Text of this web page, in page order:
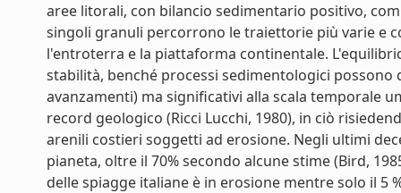
aree litorali, con bilancio sedimentario positivo,
singoli granuli percorrono le traiettorie più varie e
l'entroterra e la piattaforma continentale.
stabilità, benché processi sedimentologici
avanzamenti) ma significativi alla scala temporale
record geologico (Ricci Lucchi, 1980), in ciò
arenili costieri soggetti ad erosione. Negli ultimi
pianeta, oltre il 70% secondo alcune stime (Bird,
delle spiagge italiane è in erosione mentre solo il 5